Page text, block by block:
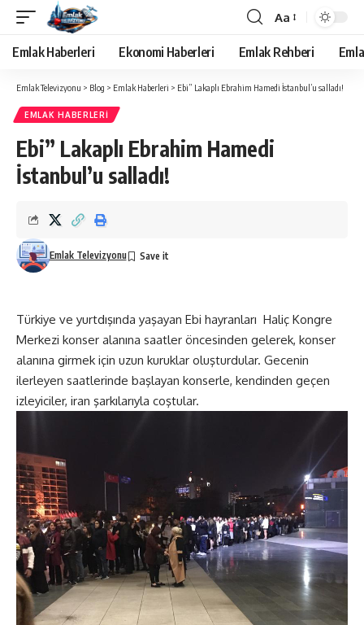
Yazı
Tipi
Boyutlandırıcı
Aa
Emlak Haberleri Ekonomi Haberleri Emlak Rehberi
Emlak Televizyonu > Blog > Emlak Haberleri > Ebi” Lakaplı Ebrahim Hamedi İstanbul’u salladı!
EMLAK HABERLERI
Ebi” Lakaplı Ebrahim Hamedi
İstanbul’u salladı!
Emlak Televizyonu
Türkiye ve yurtdışında yaşayan Ebi hayranları Haliç Kongre
Merkezi konser alanına saatler öncesinden gelerek, konser
alanına girmek için uzun kuruklar oluşturdular. Gecenin
ilerleyen saatlerinde başlayan konserle, kendinden geçen
izleyiciler, iran şarkılarıyla coştular.